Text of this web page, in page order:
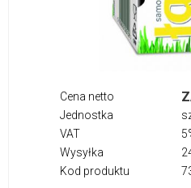
Cena netto
Jednostka
VAT
Wysyłka
Kod produktu